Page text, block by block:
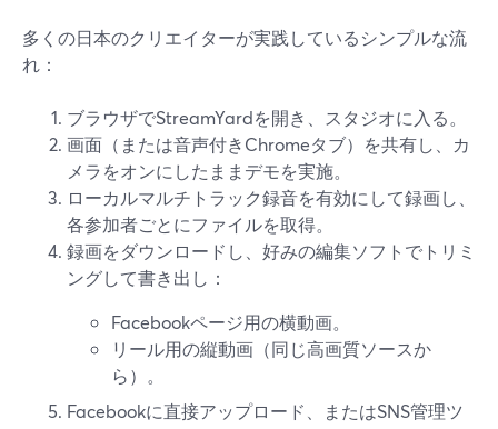
多くの日本のクリエイターが実践しているシンプルな流
れ：
ブラウザでStreamYardを開き、スタジオに入る。
画面（または音声付きChromeタブ）を共有し、カ
メラをオンにしたままデモを実施。
ローカルマルチトラック録音を有効にして録画し、
各参加者ごとにファイルを取得。
録画をダウンロードし、好みの編集ソフトでトリミ
ングして書き出し：
Facebookページ用の横動画。
リール用の縦動画（同じ高画質ソースか
ら）。
Facebookに直接アップロード、またはSNS管理ツ